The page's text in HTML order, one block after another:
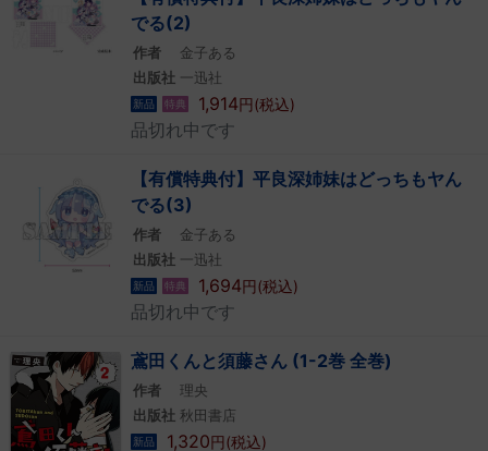
でる(2)
作者
金子ある
出版社
一迅社
新品 特典 1,914円(税込)
品切れ中です
【有償特典付】平良深姉妹はどっちもヤん
でる(3)
作者
金子ある
出版社
一迅社
新品 特典 1,694円(税込)
品切れ中です
鳶田くんと須藤さん (1-2巻 全巻)
作者
理央
出版社 秋田書店
新品 1,320円(税込)